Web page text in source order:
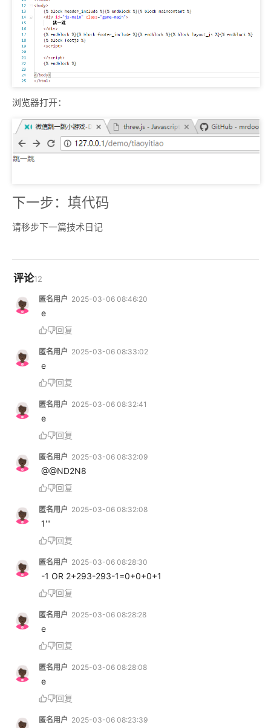
浏览器打开：
下一步：填代码
请移步下一篇技术日记
评论12
匿名用户 2025-03-06 08:46:20
e
回复
匿名用户 2025-03-06 08:33:02
e
回复
匿名用户 2025-03-06 08:32:41
e
回复
匿名用户 2025-03-06 08:32:09
@@ND2N8
回复
匿名用户 2025-03-06 08:32:08
1'"
回复
匿名用户 2025-03-06 08:28:30
-1 OR 2+293-293-1=0+0+0+1
回复
匿名用户 2025-03-06 08:28:28
e
回复
匿名用户 2025-03-06 08:28:08
e
回复
匿名用户 2025-03-06 08:23:39